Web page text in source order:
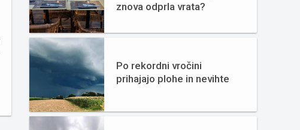
znova odprla vrata?
Po rekordni vročini
prihajajo plohe in nevihte